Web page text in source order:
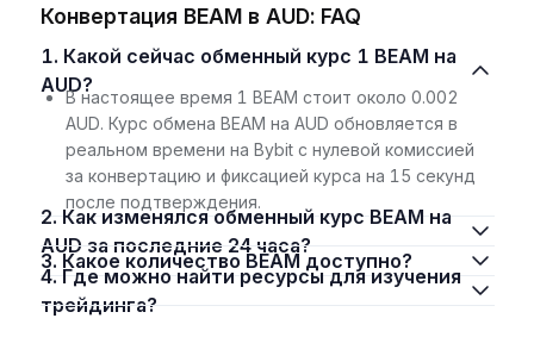
Конвертация BEAM в AUD: FAQ
1. Какой сейчас обменный курс 1 BEAM на
AUD?
В настоящее время 1 BEAM стоит около 0.002
AUD. Курс обмена BEAM на AUD обновляется в
реальном времени на Bybit с нулевой комиссией
за конвертацию и фиксацией курса на 15 секунд
после подтверждения.
2. Как изменялся обменный курс BEAM на
AUD за последние 24 часа?
3. Какое количество BEAM доступно?
4. Где можно найти ресурсы для изучения
трейдинга?